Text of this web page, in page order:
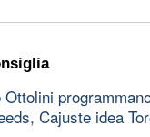
Cajuste idea